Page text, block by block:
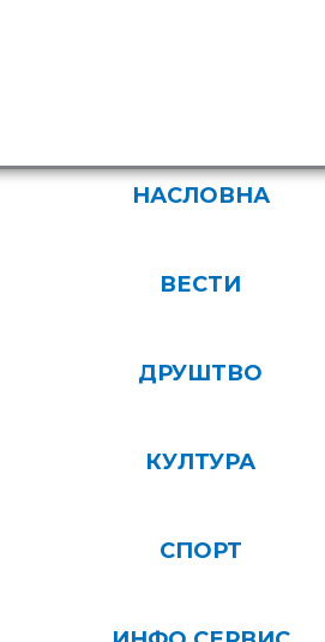
НАСЛОВНА
ВЕСТИ
ДРУШТВО
КУЛТУРА
СПОРТ